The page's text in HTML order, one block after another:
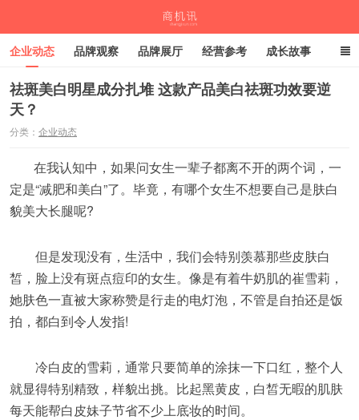
企业动态 品牌观察 品牌展厅 经营参考 成长故事
深度观察 伙伴计划
祛斑美白明星成分扎堆 这款产品美白祛斑功效要逆
天？
分类： 企业动态
在我认知中，如果问女生一辈子都离不开的两个词，一
定是“减肥和美白”了。毕竟，有哪个女生不想要自己是肤白
貌美大长腿呢?
但是发现没有，生活中，我们会特别羡慕那些皮肤白
皙，脸上没有斑点痘印的女生。像是有着牛奶肌的崔雪莉，
她肤色一直被大家称赞是行走的电灯泡，不管是自拍还是饭
拍，都白到令人发指!
冷白皮的雪莉，通常只要简单的涂抹一下口红，整个人
就显得特别精致，样貌出挑。比起黑黄皮，白皙无暇的肌肤
每天能帮白皮妹子节省不少上底妆的时间。